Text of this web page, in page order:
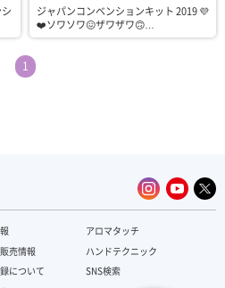
ジャパンコンベンションキット 2019 💜
❤️ソワソワ😖ザワザワ🙃…
1
売情報
について
アロマタッチ
ハンドテクニック
SNS検索